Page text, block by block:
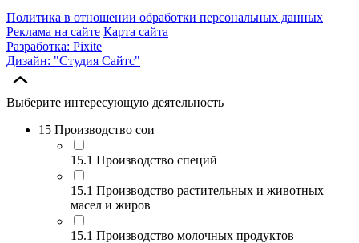
Политика в отношении обработки персональных данных
Реклама на сайте Карта сайта
Разработка: Pixite
Дизайн: "Студия Сайтс"
Выберите интересующую деятельность
15 Производство сои
15.1 Производство специй
15.1 Производство растительных и животных
масел и жиров
15.1 Производство молочных продуктов